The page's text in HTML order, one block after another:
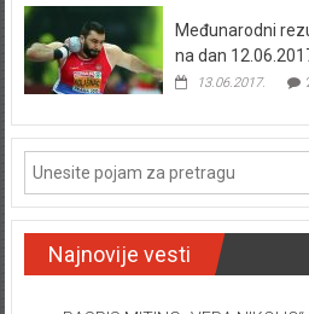
Međunarodni
na dan
13.06.2017.
Najnovije vesti